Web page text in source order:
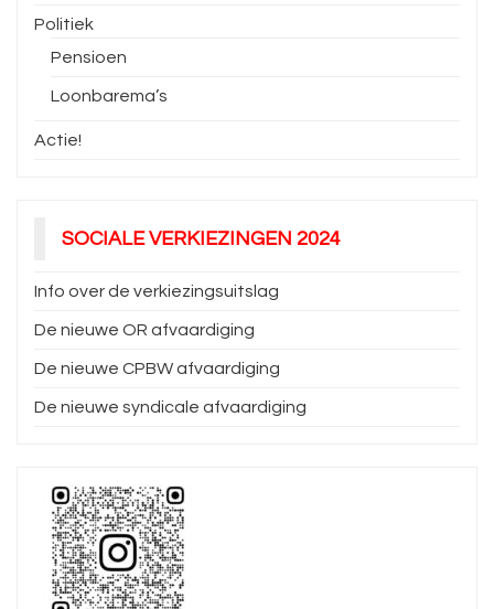
Politiek
Pensioen
Loonbarema’s
Actie!
SOCIALE VERKIEZINGEN 2024
Info over de verkiezingsuitslag
De nieuwe OR afvaardiging
De nieuwe CPBW afvaardiging
De nieuwe syndicale afvaardiging